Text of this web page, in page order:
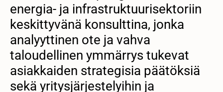
energia- ja infrastruktuurisektoriin
keskittyvänä konsulttina, jonka
analyyttinen ote ja vahva
taloudellinen ymmärrys tukevat
asiakkaiden strategisia päätöksiä
sekä yritysjärjestelyihin ja